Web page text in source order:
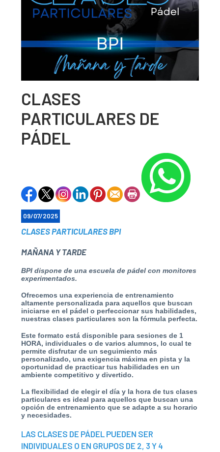
CLASES
PARTICULARES DE
PÁDEL
09/07/2025
CLASES PARTICULARES BPI
MAÑANA Y TARDE
BPI dispone de una escuela de pádel con monitores
experimentados.
Ofrecemos una experiencia de entrenamiento
altamente personalizada para aquellos que buscan
iniciarse en el pádelo perfeccionar sus habilidades,
nuestras clases particulares son la fórmula perfecta.
Este formato está disponible para sesiones de 1
HORA, individuales o de varios alumnos, lo cual te
permite disfrutarde un seguimiento más
personalizado, una exigencia máxima en pista y la
oportunidadde practicar tus habilidadesen un
ambiente competitivo y divertido.
La flexibilidad de elegir el día y la hora de tus clases
particulares es ideal para aquellos que buscan una
opciónde entrenamientoque se adapte a su horario
y necesidades.
LAS CLASES DE PÁDEL PUEDEN SER
INDIVIDUALES O EN GRUPOS DE 2, 3 Y 4